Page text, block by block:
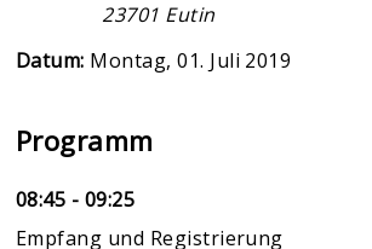
23701 Eutin
Datum: Montag, 01. Juli 2019
Programm
08:45 - 09:25
Empfang und Registrierung